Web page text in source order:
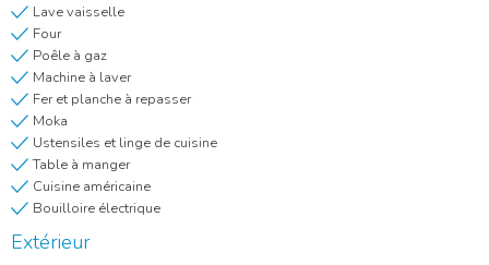
Lave vaisselle
Four
Poêle à gaz
Machine à laver
Fer et planche à repasser
Moka
Ustensiles et linge de cuisine
Table à manger
Cuisine américaine
Bouilloire électrique
Extérieur